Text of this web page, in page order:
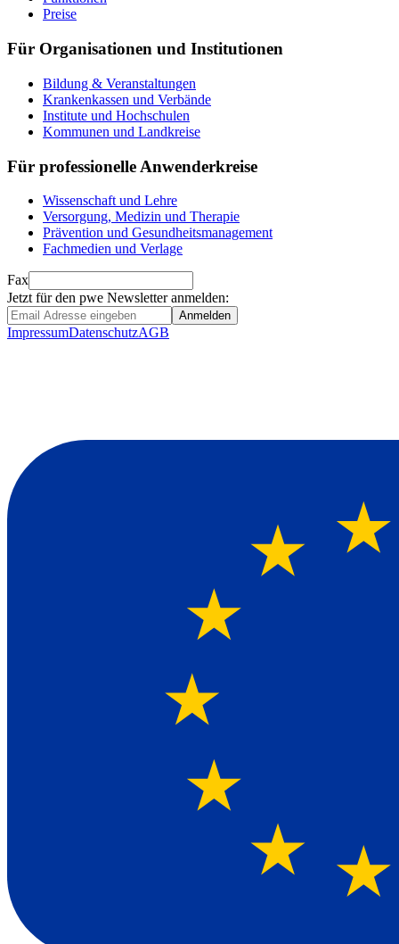
Preise
Für Organisationen und Institutionen
Bildung & Veranstaltungen
Krankenkassen und Verbände
Institute und Hochschulen
Kommunen und Landkreise
Für professionelle Anwenderkreise
Wissenschaft und Lehre
Versorgung, Medizin und Therapie
Prävention und Gesundheitsmanagement
Fachmedien und Verlage
Fax
Jetzt für den pwe Newsletter anmelden:
Anmelden
ImpressumDatenschutzAGB